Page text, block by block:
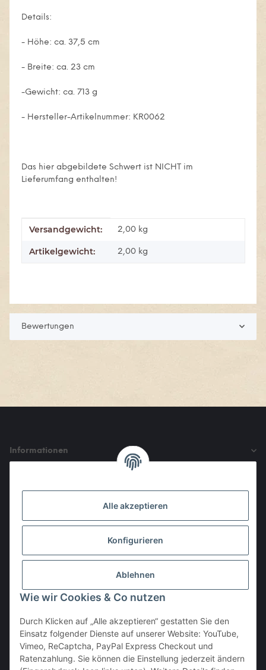
Details:
- Höhe: ca. 37,5 cm
- Breite: ca. 23 cm
-Gewicht: ca. 713 g
- Hersteller-Artikelnummer: KR0062
Das hier abgebildete Schwert ist NICHT im
Lieferumfang enthalten!
Produkteigenschaft
Wert
Versandgewicht: 2,00 kg
Artikelgewicht: 2,00 kg
Bewertungen
Informationen
Vertrag widerrufen
Alle akzeptieren
Konfigurieren
Ablehnen
Wie wir Cookies & Co nutzen
Durch Klicken auf „Alle akzeptieren“ gestatten Sie den
Einsatz folgender Dienste auf unserer Website: YouTube,
Vimeo, ReCaptcha, PayPal Express Checkout und
Ratenzahlung. Sie können die Einstellung jederzeit ändern